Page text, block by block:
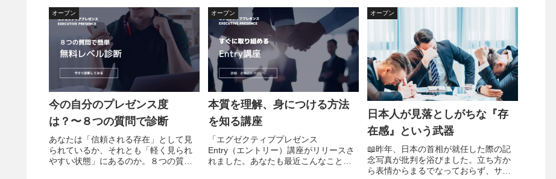
と発表しました。それ以降、確かに
「信頼」は信頼そのものが価値や成果
を生み出す時代になって...
す。フランス語ですが、英語圏など他
の国でも意外とよく知られています。
そして海外トップ層には意識的、無意
識...
強みの見つけ方」のポイントをご紹...
オープン
今の自分のプレゼンス度
は？〜８つの質問で診断
あなたは「信頼される存在」として見
られているか、それとも「軽く見られ
やすい状態」にあるのか。８つの質問
オープン
本質を理解、身につける方法
を知る講座
「エグゼクティブプレゼンス
Entry（エントリー）講座がリリースさ
れました。あなたも最近こんなことを
オープン
日本人が見落としがちな『存
在感』という武器
📖昨年、日本の首相が就任した際の記
念写真が批判を浴びました。立ち方か
ら表情からまるでなっておらず、サイ